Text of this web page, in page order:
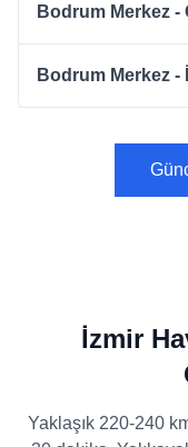
Bodrum Merkez -
Bodrum Merkez -
İzmir
Yaklaşık 220-240